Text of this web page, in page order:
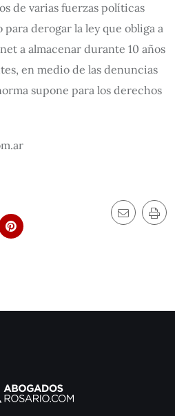
de varias fuerzas políticas
derogar la ley que obliga a
a almacenar durante 10 años
en medio de las denuncias
supone para los derechos